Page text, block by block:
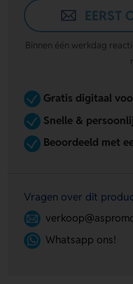
EERST
Binnen één werkdag
Gratis digitaal
Snelle &
Beoordeeld met
Vragen over dit
Whatsapp ons!